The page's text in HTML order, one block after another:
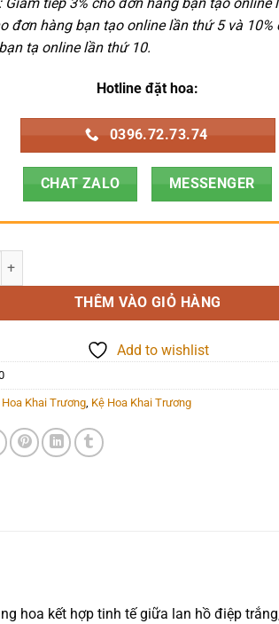
Giảm tiếp 3% cho đơn hàng bạn tạo online
đơn hàng bạn tạo online lần thứ 5 và 10%
tạ online lần thứ 10.
Hotline đặt hoa:
0396.72.73.74
CHAT ZALO MESSENGER
Trương - Buôn May Bán Đắt - KT010 số lượng
THÊM VÀO GIỎ HÀNG
Add to wishlist
Hoa Khai Trương, Kệ Hoa Khai Trương
hoa kết hợp tinh tế giữa lan hồ điệp